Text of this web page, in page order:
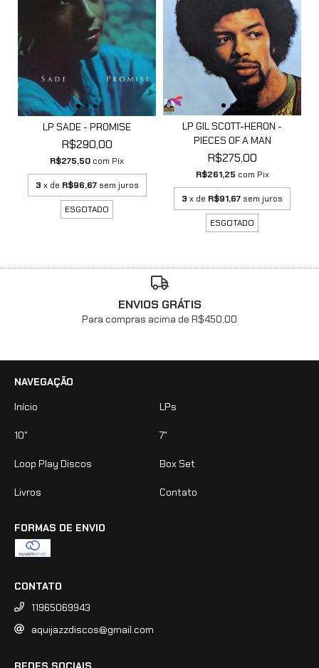
LP SADE - PROMISE
R$290,00
R$275,50 com Pix
3 x de R$96,67 sem juros
ESGOTADO
LP GIL SCOTT-HERON -
PIECES OF A MAN
R$275,00
R$261,25 com Pix
3 x de R$91,67 sem juros
ESGOTADO
ENVIOS GRÁTIS
Para compras acima de R$450,00
NAVEGAÇÃO
Início
LPs
10" 7"
Loop Play Discos Box Set
Livros Contato
FORMAS DE ENVIO
CONTATO
11965069943
aquijazzdiscos@gmail.com